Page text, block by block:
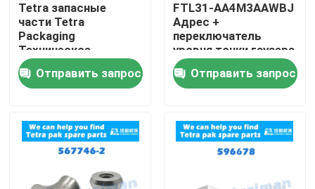
Дом
Ролики
Tetra запасные
части Tetra
Packaging
Техническое
обслуживание и
ремонт
Отправить запрос
FTL31-AA4M3AAWBJ
Адрес +
переключатель
уровня точки гаузера
Отправить запрос